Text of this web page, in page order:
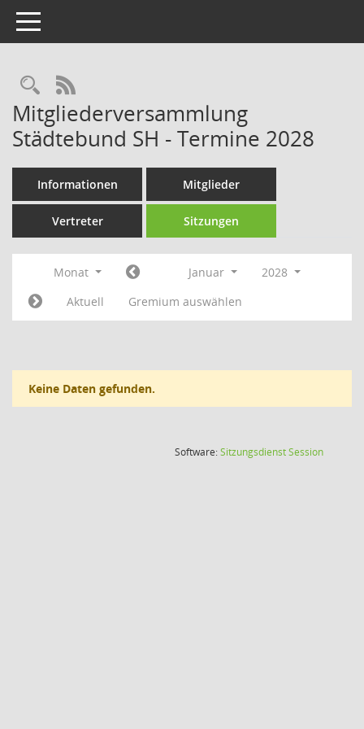
Toggle navigation
Rechercheauswahl
RSS-Feed
Mitgliederversammlung
Städtebund SH - Termine 2028
Informationen Mitglieder
Vertreter Sitzungen
Monat Januar
2028
Aktuell
Gremium auswählen
Keine Daten gefunden.
Software:SitzungsdienstSession(Wird in